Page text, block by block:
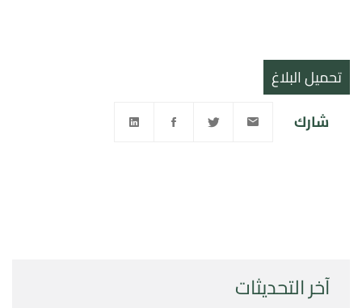
آخر التحديثات
تحميل البلاغ
شارك